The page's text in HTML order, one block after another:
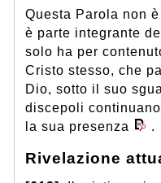
Questa Parola non
è parte integrante
solo ha per
Cristo stesso, che
Dio, sotto il suo
discepoli
la sua presenza
.
Rivelazione